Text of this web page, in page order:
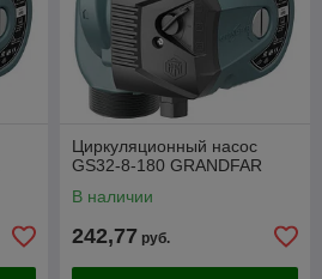
Циркуляционный насос
GS32-8-180 GRANDFAR
В наличии
242,77 руб.